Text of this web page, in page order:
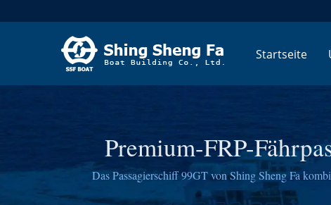
Startseite
Premium-FRP-
Das Passagierschiff 99GT von Shing Sheng Fa